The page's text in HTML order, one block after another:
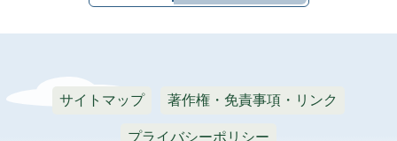
サイトマップ 著作権・免責事項・リンク
プライバシーポリシー